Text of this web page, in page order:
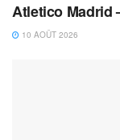
Atletico Madrid
10 AOÛT 2026